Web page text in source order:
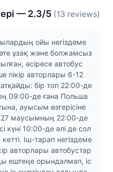
— 2.3/5 (13 reviews)
ойы негіздеме
ұзақ және болжамсыз
әсіресе автобус
пікір авторлары 6-12
бір топ 22:00-де
09:00-де ғана Польша
ауысым өзгерісіне
27 маусымның 22:00-де
күні 10:00-де әлі де сол
Іш-тарап негіздеме
авторлары автобустар
ештеңе орындалмап, іс